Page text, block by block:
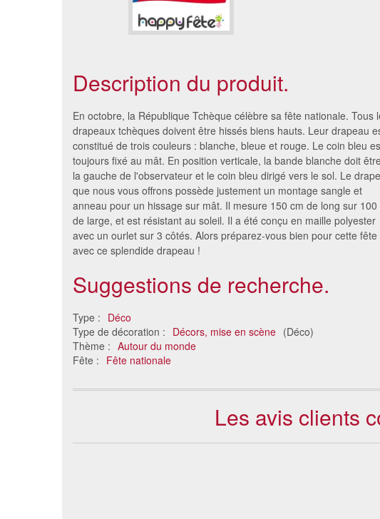
Description du produit.
En octobre, la République Tchèque célèbre sa fête nationale. Tous
drapeaux tchèques doivent être hissés biens hauts. Leur drapeau
constitué de trois couleurs : blanche, bleue et rouge. Le coin bleu
toujours fixé au mât. En position verticale, la bande blanche doit
la gauche de l'observateur et le coin bleu dirigé vers le sol. Le
que nous vous offrons possède justement un montage sangle et
anneau pour un hissage sur mât. Il mesure 150 cm de long sur 100
de large, et est résistant au soleil. Il a été conçu en maille polyester
avec un ourlet sur 3 côtés. Alors préparez-vous bien pour cette fête
avec ce splendide drapeau !
Suggestions de recherche.
Type : Déco
Type de décoration : Décors, mise en scène (Déco)
Thème : Autour du monde
Fête : Fête nationale
1.21 €
Les avis clients